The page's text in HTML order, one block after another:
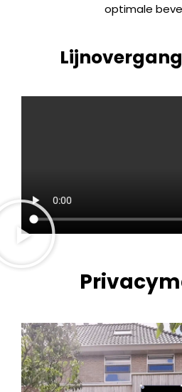
optimale